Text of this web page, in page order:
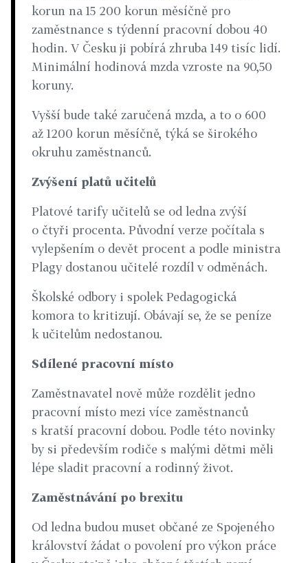
korun na 15 200 korun měsíčně pro
zaměstnance s týdenní pracovní dobou 40
hodin. V Česku ji pobírá zhruba 149 tisíc lidí.
Minimální hodinová mzda vzroste na 90,50
koruny.
Vyšší bude také zaručená mzda, a to o 600
až 1200 korun měsíčně, týká se širokého
okruhu zaměstnanců.
Zvýšení platů učitelů
Platové tarify učitelů se od ledna zvýší
o čtyři procenta. Původní verze počítala s
vylepšením o devět procent a podle ministra
Plagy dostanou učitelé rozdíl v odměnách.
Školské odbory i spolek Pedagogická
komora to kritizují. Obávají se, že se peníze
k učitelům nedostanou.
Sdílené pracovní místo
Zaměstnavatel nově může rozdělit jedno
pracovní místo mezi více zaměstnanců
s kratší pracovní dobou. Podle této novinky
by si především rodiče s malými dětmi měli
lépe sladit pracovní a rodinný život.
Zaměstnávání po brexitu
Od ledna budou muset občané ze Spojeného
království žádat o povolení pro výkon práce